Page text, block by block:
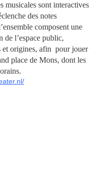
musicales sont interactives
des notes
composent une
de l’espace public,
et origines, afin pour jouer
place de Mons, dont les